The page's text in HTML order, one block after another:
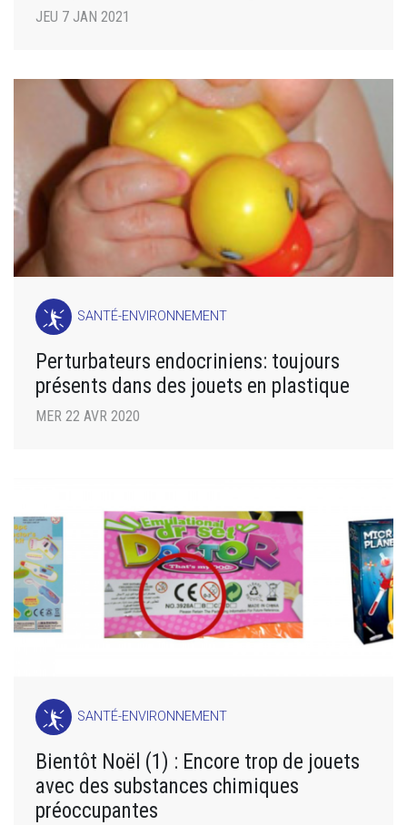
JEU 7 JAN 2021
SANTÉ-ENVIRONNEMENT
Perturbateurs endocriniens: toujours
présents dans des jouets en plastique
MER 22 AVR 2020
SANTÉ-ENVIRONNEMENT
Bientôt Noël (1) : Encore trop de jouets
avec des substances chimiques
préoccupantes